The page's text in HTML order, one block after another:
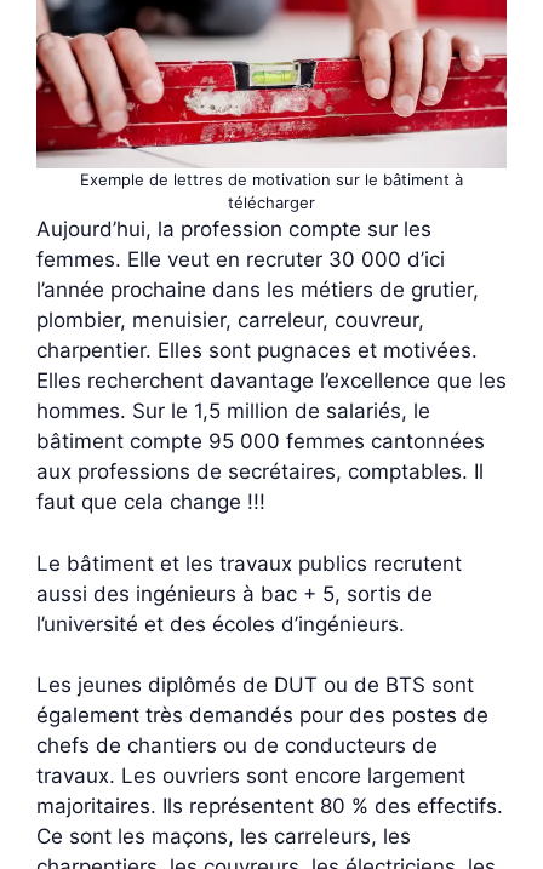
Exemple de lettres de motivation sur le bâtiment à
télécharger
Aujourd’hui, la profession compte sur les
femmes. Elle veut en recruter 30 000 d’ici
l’année prochaine dans les métiers de grutier,
plombier, menuisier, carreleur, couvreur,
charpentier. Elles sont pugnaces et motivées.
Elles recherchent davantage l’excellence que les
hommes. Sur le 1,5 million de salariés, le
bâtiment compte 95 000 femmes cantonnées
aux professions de secrétaires, comptables. Il
faut que cela change !!!
Le bâtiment et les travaux publics recrutent
aussi des ingénieurs à bac + 5, sortis de
l’université et des écoles d’ingénieurs.
Les jeunes diplômés de DUT ou de BTS sont
également très demandés pour des postes de
chefs de chantiers ou de conducteurs de
travaux. Les ouvriers sont encore largement
majoritaires. Ils représentent 80 % des effectifs.
Ce sont les maçons, les carreleurs, les